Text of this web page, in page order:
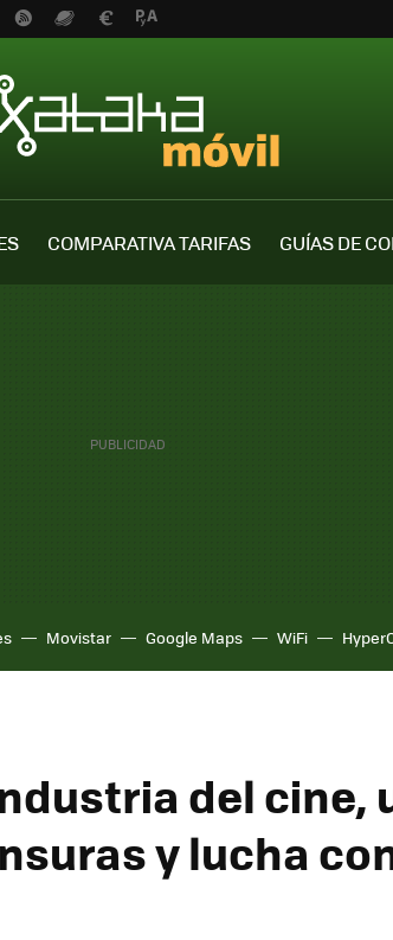
COMPARATIVA TARIFAS
GUÍAS DE
Movistar Google Maps WiFi
del cine,
y lucha